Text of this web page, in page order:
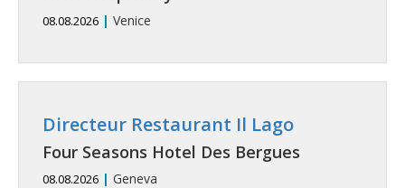
08.08.2026 | Venice
Directeur Restaurant Il Lago
Four Seasons Hotel Des Bergues
08.08.2026 | Geneva